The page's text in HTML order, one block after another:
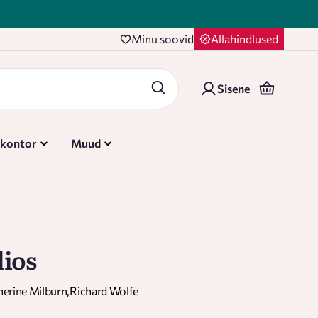
Minu soovid Allahindlused
Sisene
kontor Muud
Milburn,Richard Wolfe